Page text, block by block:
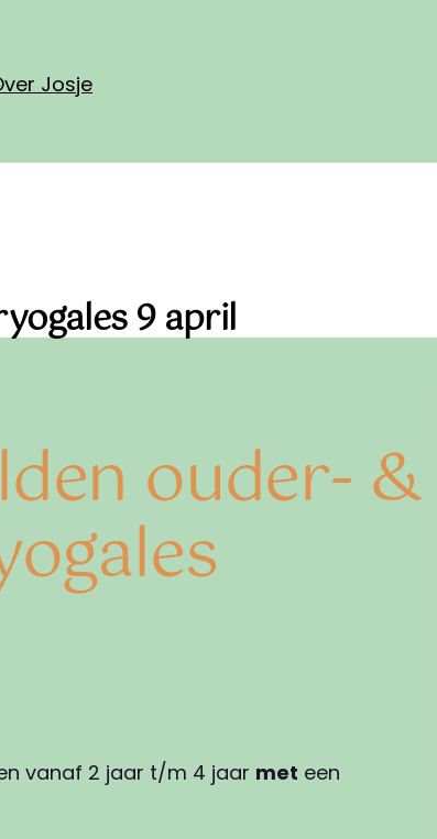
Josje
9 april
ouder- &
vanaf 2 jaar t/m 4 jaar met een